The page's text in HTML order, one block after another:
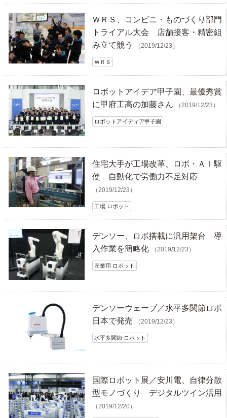
ＷＲＳ、コンビニ・ものづくり部門
トライアル大会 店舗接客・精密組
み立て競う
（2019/12/23）
ＷＲＳ
ロボットアイデア甲子園、最優秀賞
に甲府工高の加藤さん
（2019/12/23）
ロボットアイディア甲子園
住宅大手が工場改革、ロボ・ＡＩ駆
使 自動化で労働力不足対応
（2019/12/23）
工場 ロボット
デンソー、ロボ搭載に汎用架台 導
入作業を簡略化
（2019/12/23）
産業用 ロボット
デンソーウェーブ／水平多関節ロボ
日本で発売
（2019/12/23）
水平多関節 ロボット
国際ロボット展／安川電、自律分散
型モノづくり デジタルツイン活用
（2019/12/20）